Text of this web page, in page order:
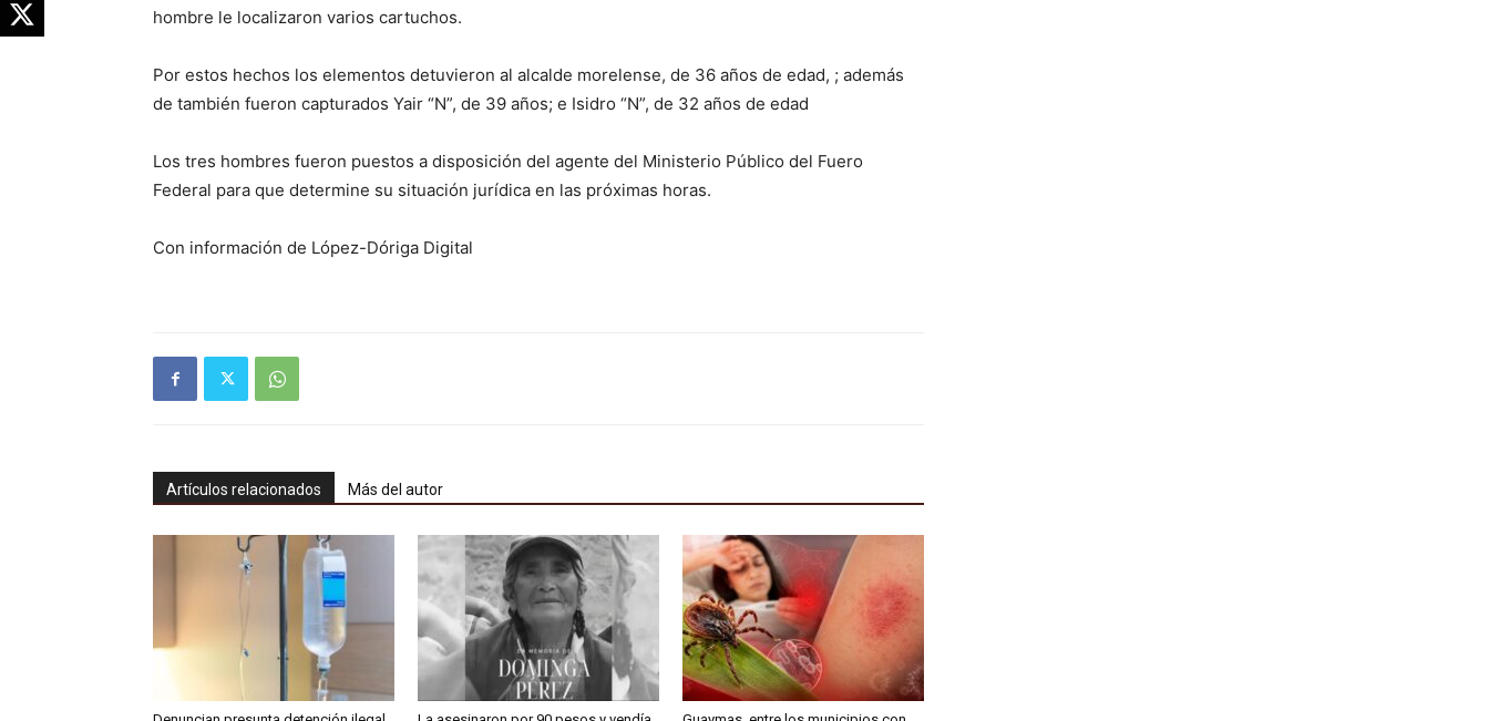
hombre le localizaron varios cartuchos.
Por estos hechos los elementos detuvieron al alcalde morelense, de 36 años de edad, ; además
de también fueron capturados Yair “N”, de 39 años; e Isidro “N”, de 32 años de edad
Los tres hombres fueron puestos a disposición del agente del Ministerio Público del Fuero
Federal para que determine su situación jurídica en las próximas horas.
Con información de López-Dóriga Digital
Artículos relacionados Más del autor